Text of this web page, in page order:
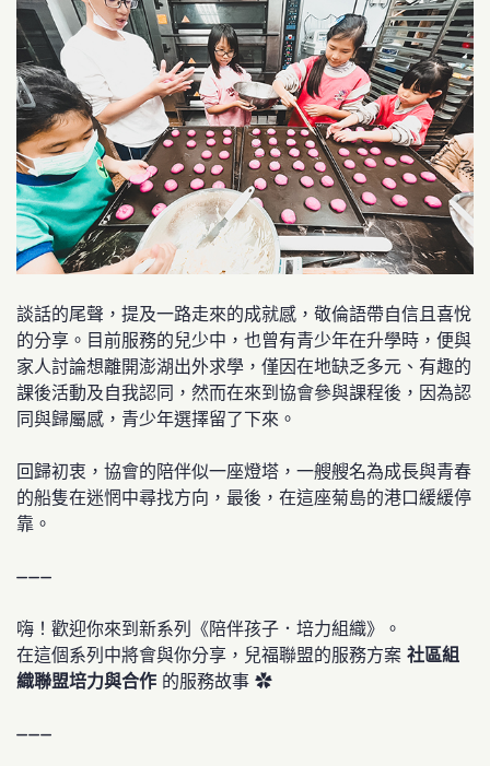
談話的尾聲，提及一路走來的成就感，敬倫語帶自信且喜悅
的分享。目前服務的兒少中，也曾有青少年在升學時，便與
家人討論想離開澎湖出外求學，僅因在地缺乏多元、有趣的
課後活動及自我認同，然而在來到協會參與課程後，因為認
同與歸屬感，青少年選擇留了下來。
回歸初衷，協會的陪伴似一座燈塔，一艘艘名為成長與青春
的船隻在迷惘中尋找方向，最後，在這座菊島的港口緩緩停
靠。
———
嗨！歡迎你來到新系列《陪伴孩子．培力組織》。
在這個系列中將會與你分享，兒福聯盟的服務方案 社區組
織聯盟培力與合作 的服務故事 ✿
———